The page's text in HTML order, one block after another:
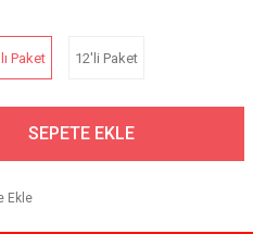
Paket 12'li Paket
SEPETE EKLE